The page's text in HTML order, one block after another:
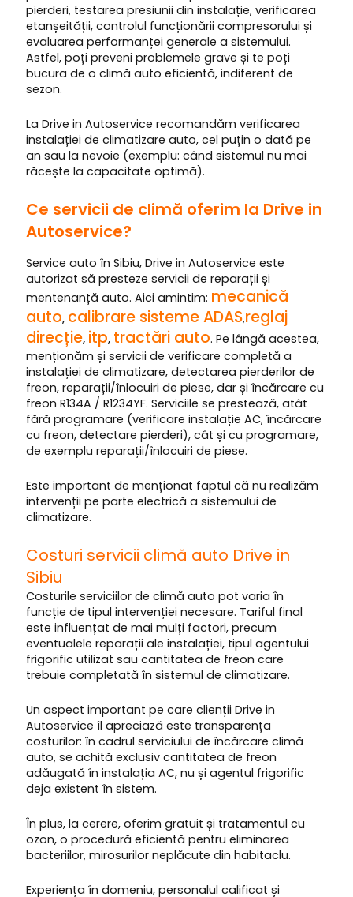
pierderi, testarea presiunii din instalație, verificarea
etanșeității, controlul funcționării compresorului și
evaluarea performanței generale a sistemului.
Astfel, poți preveni problemele grave și te poți
bucura de o climă auto eficientă, indiferent de
sezon.
La Drive in Autoservice recomandăm verificarea
instalației de climatizare auto, cel puțin o dată pe
an sau la nevoie (exemplu: când sistemul nu mai
răcește la capacitate optimă).
Ce servicii de climă oferim la Drive in
Autoservice?
Service auto în Sibiu, Drive in Autoservice este
autorizat să presteze servicii de reparații și
mentenanță auto. Aici amintim: mecanică
auto, calibrare sisteme ADAS,reglaj
direcție, itp, tractări auto. Pe lângă acestea,
menționăm și servicii de verificare completă a
instalației de climatizare, detectarea pierderilor de
freon, reparații/înlocuiri de piese, dar și încărcare cu
freon R134A / R1234YF. Serviciile se prestează, atât
fără programare (verificare instalație AC, încărcare
cu freon, detectare pierderi), cât și cu programare,
de exemplu reparații/înlocuiri de piese.
Este important de menționat faptul că nu realizăm
intervenții pe parte electrică a sistemului de
climatizare.
Costuri servicii climă auto Drive in
Sibiu
Costurile serviciilor de climă auto pot varia în
funcție de tipul intervenției necesare. Tariful final
este influențat de mai mulți factori, precum
eventualele reparații ale instalației, tipul agentului
frigorific utilizat sau cantitatea de freon care
trebuie completată în sistemul de climatizare.
Un aspect important pe care clienții Drive in
Autoservice îl apreciază este transparența
costurilor: în cadrul serviciului de încărcare climă
auto, se achită exclusiv cantitatea de freon
adăugată în instalația AC, nu și agentul frigorific
deja existent în sistem.
În plus, la cerere, oferim gratuit și tratamentul cu
ozon, o procedură eficientă pentru eliminarea
bacteriilor, mirosurilor neplăcute din habitaclu.
Experiența în domeniu, personalul calificat și